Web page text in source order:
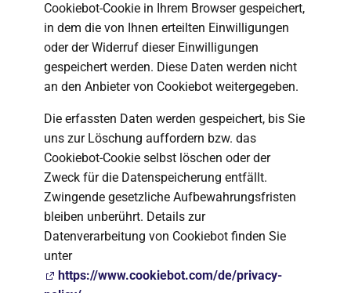
Cookiebot-Cookie in Ihrem Browser gespeichert,
in dem die von Ihnen erteilten Einwilligungen
oder der Widerruf dieser Einwilligungen
gespeichert werden. Diese Daten werden nicht
an den Anbieter von Cookiebot weitergegeben.
Die erfassten Daten werden gespeichert, bis Sie
uns zur Löschung auffordern bzw. das
Cookiebot-Cookie selbst löschen oder der
Zweck für die Datenspeicherung entfällt.
Zwingende gesetzliche Aufbewahrungsfristen
bleiben unberührt. Details zur
Datenverarbeitung von Cookiebot finden Sie
unter
https://www.cookiebot.com/de/privacy-